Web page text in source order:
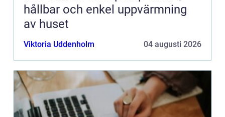
hållbar och enkel uppvärmning
av huset
Viktoria Uddenholm 04 augusti 2026